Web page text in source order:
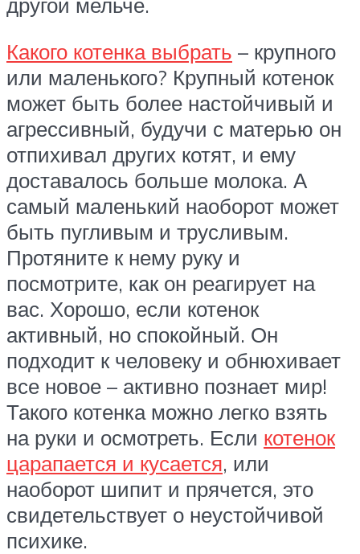
Какого котенка выбрать – крупного
или маленького? Крупный котенок
может быть более настойчивый и
агрессивный, будучи с матерью он
отпихивал других котят, и ему
доставалось больше молока. А
самый маленький наоборот может
быть пугливым и трусливым.
Протяните к нему руку и
посмотрите, как он реагирует на
вас. Хорошо, если котенок
активный, но спокойный. Он
подходит к человеку и обнюхивает
все новое – активно познает мир!
Такого котенка можно легко взять
на руки и осмотреть. Если котенок
царапается и кусается, или
наоборот шипит и прячется, это
свидетельствует о неустойчивой
психике.